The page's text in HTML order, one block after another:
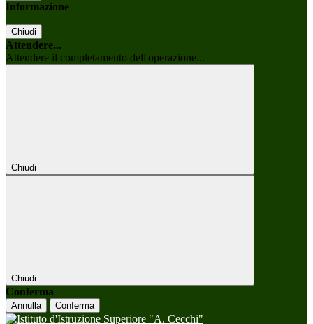
Informazione
Chiudi
Attendere...
Attendere il completamento dell'operazione...
Chiudi
Chiudi
Conferma
Annulla Conferma